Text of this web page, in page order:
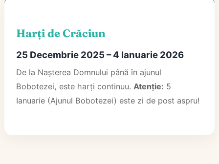
Harți de Crăciun
25 Decembrie 2025 – 4 Ianuarie 2026
De la Nașterea Domnului până în ajunul
Bobotezei, este harți continuu. Atenție: 5
Ianuarie (Ajunul Bobotezei) este zi de post aspru!